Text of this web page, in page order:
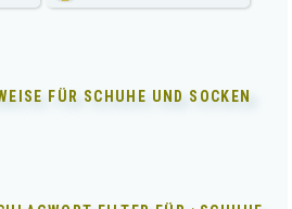
FÜR SCHUHE UND SOCKEN